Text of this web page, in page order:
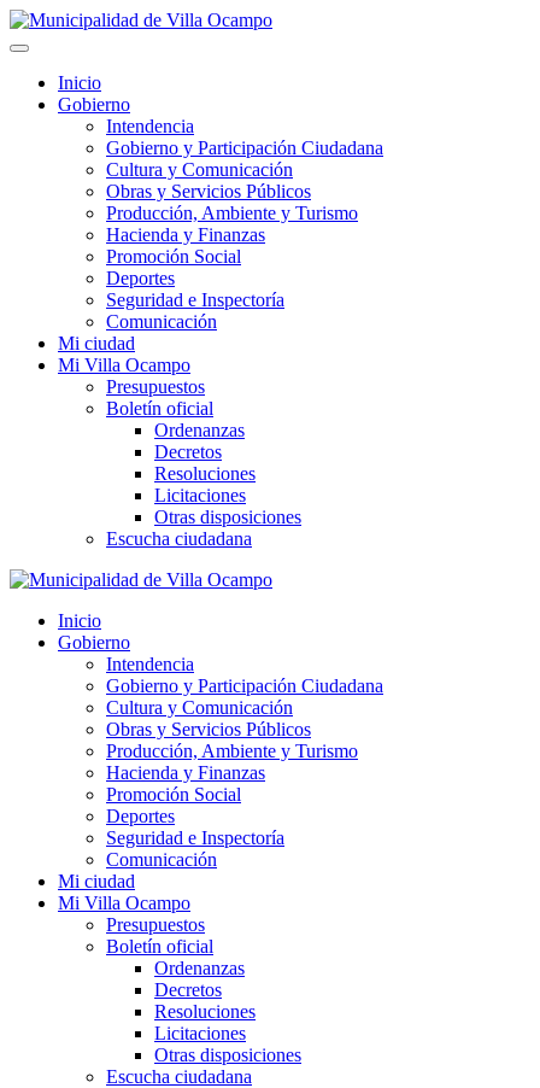
Inicio
Gobierno
Intendencia
Gobierno y Participación Ciudadana
Cultura y Comunicación
Obras y Servicios Públicos
Producción, Ambiente y Turismo
Hacienda y Finanzas
Promoción Social
Deportes
Seguridad e Inspectoría
Comunicación
Mi ciudad
Mi Villa Ocampo
Presupuestos
Boletín oficial
Ordenanzas
Decretos
Resoluciones
Licitaciones
Otras disposiciones
Escucha ciudadana
Inicio
Gobierno
Intendencia
Gobierno y Participación Ciudadana
Cultura y Comunicación
Obras y Servicios Públicos
Producción, Ambiente y Turismo
Hacienda y Finanzas
Promoción Social
Deportes
Seguridad e Inspectoría
Comunicación
Mi ciudad
Mi Villa Ocampo
Presupuestos
Boletín oficial
Ordenanzas
Decretos
Resoluciones
Licitaciones
Otras disposiciones
Escucha ciudadana